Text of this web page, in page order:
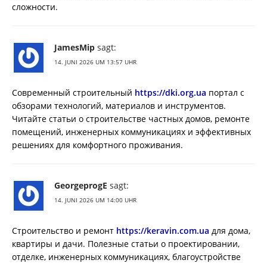
сложности.
JamesMip sagt:
14. JUNI 2026 UM 13:57 UHR
Современный строительный https://dki.org.ua портал с
обзорами технологий, материалов и инструментов.
Читайте статьи о строительстве частных домов, ремонте
помещений, инженерных коммуникациях и эффективных
решениях для комфортного проживания.
GeorgeprogE sagt:
14. JUNI 2026 UM 14:00 UHR
Строительство и ремонт https://keravin.com.ua для дома,
квартиры и дачи. Полезные статьи о проектировании,
отделке, инженерных коммуникациях, благоустройстве